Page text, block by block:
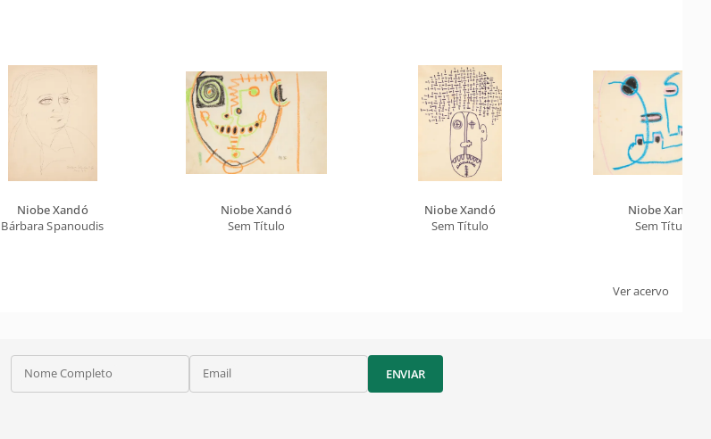
Niobe Xandó
Bárbara Spanoudis
Niobe Xandó
Sem Título
Niobe Xandó
Sem Título
Niobe Xandó
Sem Título
Ver acervo
Nome Completo Email ENVIAR